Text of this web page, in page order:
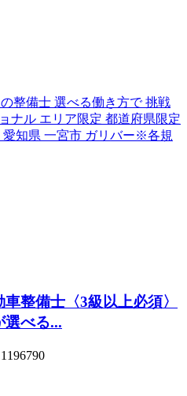
整備士〈3級以上必須〉
選べる...